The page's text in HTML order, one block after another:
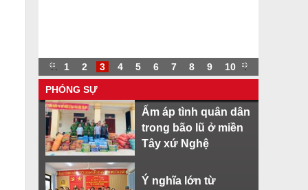
. 1 2 3 4 5 6 7 8 9 10 .
PHÓNG SỰ
Ấm áp tình quân dân
trong bão lũ ở miền
Tây xứ Nghệ
Ý nghĩa lớn từ